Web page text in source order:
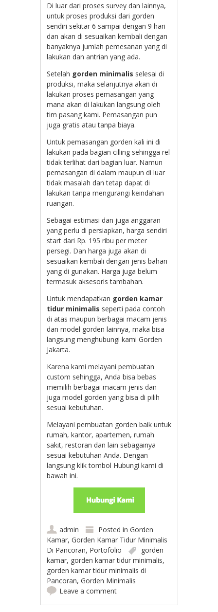
Di luar dari proses survey dan lainnya,
untuk proses produksi dari gorden
sendiri sekitar 6 sampai dengan 9 hari
dan akan di sesuaikan kembali dengan
banyaknya jumlah pemesanan yang di
lakukan dan antrian yang ada.
Setelah gorden minimalis selesai di
produksi, maka selanjutnya akan di
lakukan proses pemasangan yang
mana akan di lakukan langsung oleh
tim pasang kami. Pemasangan pun
juga gratis atau tanpa biaya.
Untuk pemasangan gorden kali ini di
lakukan pada bagian cilling sehingga rel
tidak terlihat dari bagian luar. Namun
pemasangan di dalam maupun di luar
tidak masalah dan tetap dapat di
lakukan tanpa mengurangi keindahan
ruangan.
Sebagai estimasi dan juga anggaran
yang perlu di persiapkan, harga sendiri
start dari Rp. 195 ribu per meter
persegi. Dan harga juga akan di
sesuaikan kembali dengan jenis bahan
yang di gunakan. Harga juga belum
termasuk aksesoris tambahan.
Untuk mendapatkan gorden kamar
tidur minimalis seperti pada contoh
di atas maupun berbagai macam jenis
dan model gorden lainnya, maka bisa
langsung menghubungi kami Gorden
Jakarta.
Karena kami melayani pembuatan
custom sehingga, Anda bisa bebas
memilih berbagai macam jenis dan
juga model gorden yang bisa di pilih
sesuai kebutuhan.
Melayani pembuatan gorden baik untuk
rumah, kantor, apartemen, rumah
sakit, restoran dan lain sebagainya
sesuai kebutuhan Anda. Dengan
langsung klik tombol Hubungi kami di
bawah ini.
admin Posted inGorden
Kamar,Gorden Kamar Tidur Minimalis
Di Pancoran, Portofolio
gorden
kamar, gorden kamar tidur minimalis,
gorden kamar tidur minimalis di
Pancoran,Gorden Minimalis
Leave a comment